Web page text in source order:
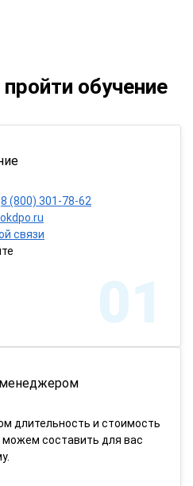
обучение
8 (800) 301-78-62
связи
01
менеджером
длительность и стоимость
можем составить для вас